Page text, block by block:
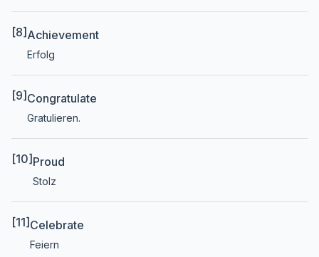
[8] Achievement
Erfolg
[9] Congratulate
Gratulieren.
[10] Proud
Stolz
[11] Celebrate
Feiern